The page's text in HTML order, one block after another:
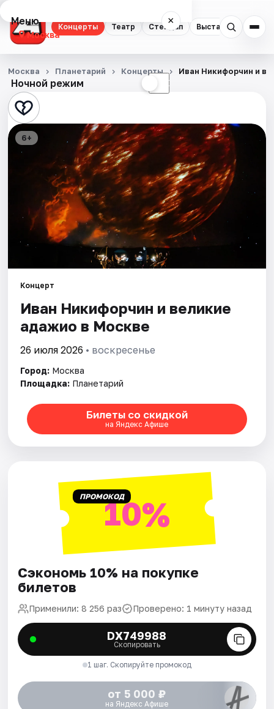
Концерты Театр Стендап Выставки
Меню ×
Москва
Концерты
Театр
Стендап
Выставки
Квесты
Экскурсии
Города
Площадки
Рейтинги
Ночной режим ☾
Москва Планетарий Концерты Иван Никифорчин и
6+
Концерт
Иван Никифорчин и великие
адажио в Москве
26 июля 2026 • воскресенье
Город: Москва
Площадка: Планетарий
Билеты со скидкой
на Яндекс Афише
ПРОМОКОД10%
Сэкономь 10% на покупке
билетов
Применили: 8 256 раз Проверено: 1 минуту назад
DX749988
Скопировать
1 шаг. Скопируйте промокод
от 5 000 ₽
на Яндекс Афише